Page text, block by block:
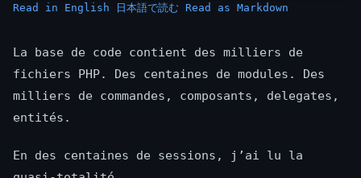
Read in English 日本語で読む Read as Markdown
La base de code contient des milliers de
fichiers PHP. Des centaines de modules. Des
milliers de commandes, composants, delegates,
entités.
En des centaines de sessions, j’ai lu la